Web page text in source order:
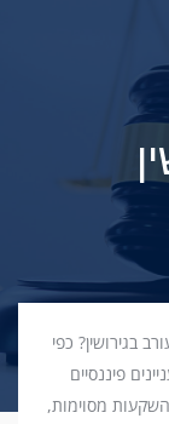
בגירושין? כפי
פיננסיים
מסוימות,